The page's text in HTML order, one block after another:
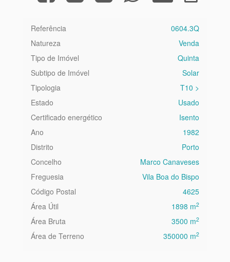
Referência
0604.3Q
Natureza
Venda
Tipo de Imóvel
Quinta
Subtipo de Imóvel
Solar
Tipologia
T10 >
Estado
Usado
Certificado energético
Isento
Ano
1982
Distrito
Porto
Concelho
Marco Canaveses
Freguesia
Vila Boa do Bispo
Código Postal
4625
Área Útil
1898 m2
Área Bruta 3500 m2
Área de Terreno 350000 m2